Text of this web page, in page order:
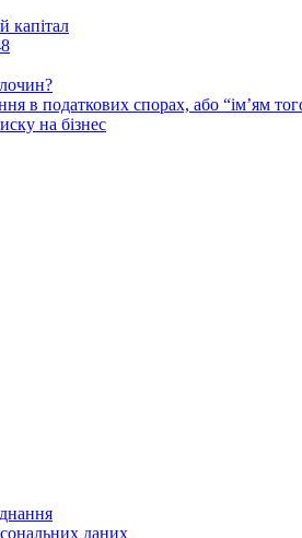
капітал
в податкових спорах, або “ім’ям
на бізнес
даних